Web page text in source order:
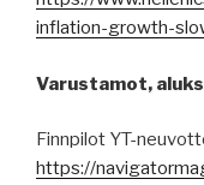
inflation-growth-
Varustamot,
Finnpilot YT-
https://